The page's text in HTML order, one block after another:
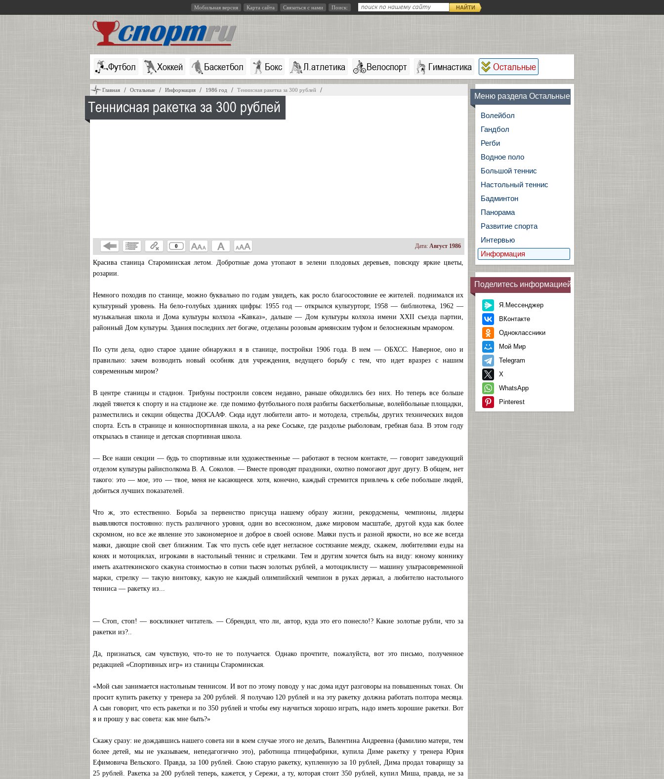
Мобильная версия Карта сайта Связаться с нами Поиск: НАЙТИ
Футбол Хоккей Баскетбол Бокс Л.атлетика Велоспорт Гимнастика Остальные
Главная Остальные Информация 1986 год Теннисная ракетка за 300 рублей
Теннисная ракетка за 300 рублей
0 Дата: Август 1986
Красива станица Староминская летом. Добротные дома утопают в зелени плодовых деревьев, повсюду яркие цветы,
розарии.
Немного походив по станице, можно буквально по годам увидеть, как росло благосостояние ее жителей. поднимался их
культурный уровень. На бело-голубых зданиях цифры: 1955 год — открылся культурторг, 1958 — библиотека, 1962 —
музыкальная школа и Дома культуры колхоза «Кавказ», дальше — Дом культуры колхоза имени XXII съезда партии,
районный Дом культуры. Здания последних лет богаче, отделаны розовым армянским туфом и белоснежным мрамором.
По сути дела, одно старое здание обнаружил я в станице, постройки 1906 года. В нем — ОБХСС. Наверное, оно и
правильно: зачем возводить новый особняк для учреждения, ведущего борьбу с тем, что идет вразрез с нашим
современным миром?
В центре станицы и стадион. Трибуны построили совсем недавно, раньше обходились без них. Но теперь все больше
людей тянется к спорту и на стадионе же. где помимо футбольного поля разбиты баскетбольные, волейбольные площадки,
разместились и секции общества ДОСААФ. Сюда идут любители авто- и мотодела, стрельбы, других технических видов
спорта. Есть в странице и конноспортивная школа, а на реке Сосыке, где раздолье рыболовам, гребная база. В этом году
открылась в станице и детская спортивная школа.
— Все наши секции — будь то спортивные или художественные — работают в тесном контакте, — говорит заведующий
отделом культуры райисполкома В. А. Соколов. — Вместе проводят праздники, охотно помогают друг другу. В общем, нет
такого: это — мое, это — твое, меня не касающееся. хотя, конечно, каждый стремится привлечь к себе побольше людей,
добиться лучших показателей.
Что ж, это естественно. Борьба за первенство присуща нашему образу жизни, рекордсмены, чемпионы, лидеры
выявляются постоянно: пусть различного уровня, один во всесоюзном, даже мировом масштабе, другой куда как более
скромном, но все же явление это закономерное и доброе в своей основе. Маяки пусть и разной яркости, но все же всегда
маяки, дающие свой свет ближним. Так что пусть себе идет негласное состязание между, скажем, любителями езды на
конях и мотоциклах, игроками в настольный теннис и стрелками. Тем и другим хочется быть на виду: юному коннику
иметь ахалтекинского скакуна стоимостью в сотни тысяч золотых рублей, а мотоциклисту — машину ультрасовременной
марки, стрелку — такую винтовку, какую не каждый олимпийский чемпион в руках держал, а любителю настольного
тенниса — ракетку из...
— Стоп, стоп! — воскликнет читатель. — Сбрендил, что ли, автор, куда это его понесло!? Какие золотые рубли, что за
ракетки из?..
Да, признаться, сам чувствую, что-то не то получается. Однако прочтите, пожалуйста, вот это письмо, полученное
редакцией «Спортивных игр» из станицы Староминская.
«Мой сын занимается настольным теннисом. И вот по этому поводу у нас дома идут разговоры на повышенных тонах. Он
просит купить ракетку у тренера за 200 рублей. Я получаю 120 рублей и на эту ракетку должна работать полтора месяца.
А сын говорит, что есть ракетки и по 350 рублей и чтобы ему научиться хорошо играть, надо иметь хорошие ракетки. Вот
я и прошу у вас совета: как мне быть?»
Скажу сразу: не дождавшись нашего совета ни в коем случае этого не делать, Валентина Андреевна (фамилию матери, тем
более детей, мы не указываем, непедагогично это), работница птицефабрики, купила Диме ракетку у тренера Юрия
Ефимовича Вельского. Правда, за 100 рублей. Свою старую ракетку, купленную за 10 рублей, Дима продал товарищу за
25 рублей. Ракетка за 200 рублей теперь, кажется, у Сережи, а ту, которая стоит 350 рублей, купил Миша, правда, не за
Меню раздела Остальные
Волейбол
Гандбол
Регби
Водное поло
Большой теннис
Настольный теннис
Бадминтон
Панорама
Развитие спорта
Интервью
Информация
Поделитесь информацией
Я.Мессенджер
ВКонтакте
Одноклассники
Мой Мир
Telegram
X
WhatsApp
Pinterest